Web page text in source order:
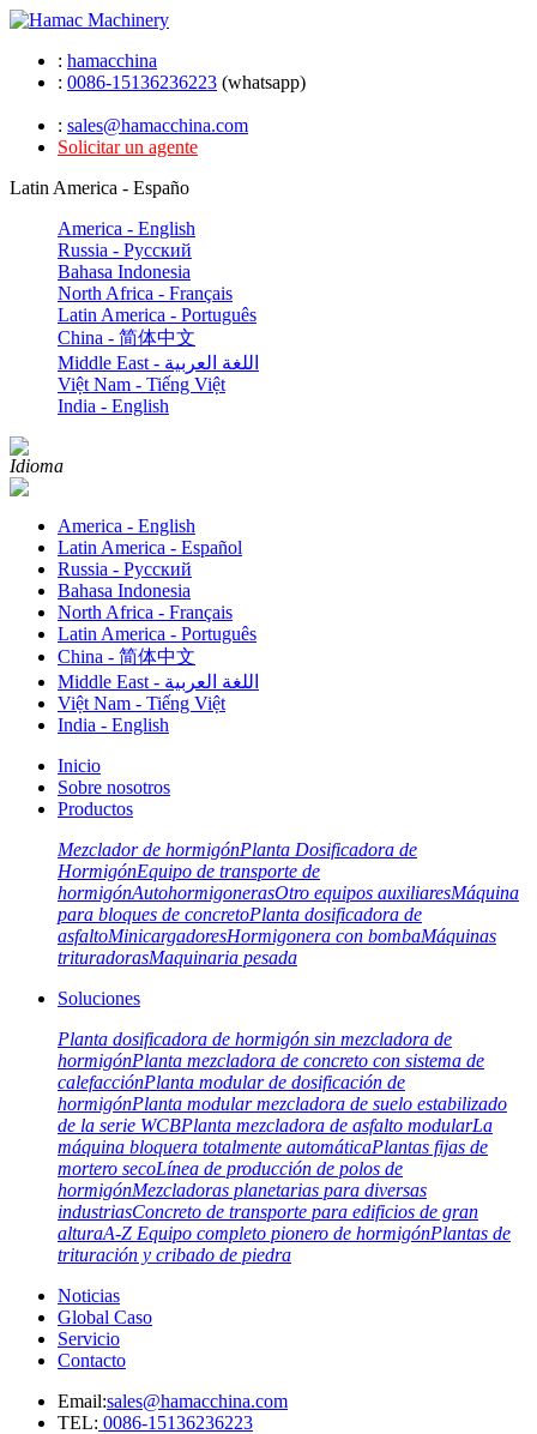
: hamacchina
: 0086-15136236223 (whatsapp)
: sales@hamacchina.com
Solicitar un agente
Latin America - Españo
America - English
Russia - Pусский
Bahasa Indonesia
North Africa - Français
Latin America - Português
China - 简体中文
Middle East - اللغة العربية
Việt Nam - Tiếng Việt
India - English
Idioma
America - English
Latin America - Español
Russia - Pусский
Bahasa Indonesia
North Africa - Français
Latin America - Português
China - 简体中文
Middle East - اللغة العربية
Việt Nam - Tiếng Việt
India - English
Inicio
Sobre nosotros
Productos
Mezclador de hormigónPlanta Dosificadora de
HormigónEquipo de transporte de
hormigónAutohormigonerasOtro equipos auxiliaresMáquina
para bloques de concretoPlanta dosificadora de
asfaltoMinicargadoresHormigonera con bombaMáquinas
trituradorasMaquinaria pesada
Soluciones
Planta dosificadora de hormigón sin mezcladora de
hormigónPlanta mezcladora de concreto con sistema de
calefacciónPlanta modular de dosificación de
hormigónPlanta modular mezcladora de suelo estabilizado
de la serie WCBPlanta mezcladora de asfalto modularLa
máquina bloquera totalmente automáticaPlantas fijas de
mortero secoLínea de producción de polos de
hormigónMezcladoras planetarias para diversas
industriasConcreto de transporte para edificios de gran
alturaA-Z Equipo completo pionero de hormigónPlantas de
trituración y cribado de piedra
Noticias
Global Caso
Servicio
Contacto
Email:sales@hamacchina.com
TEL: 0086-15136236223